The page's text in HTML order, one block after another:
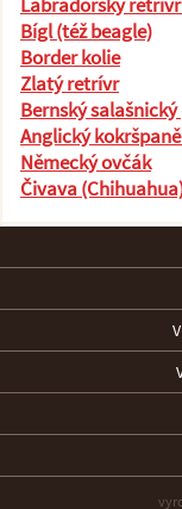
Bígl (též beagle)
Border kolie
Zlatý retrívr
Bernský salašnický
Anglický
Německý ovčák
Čivava